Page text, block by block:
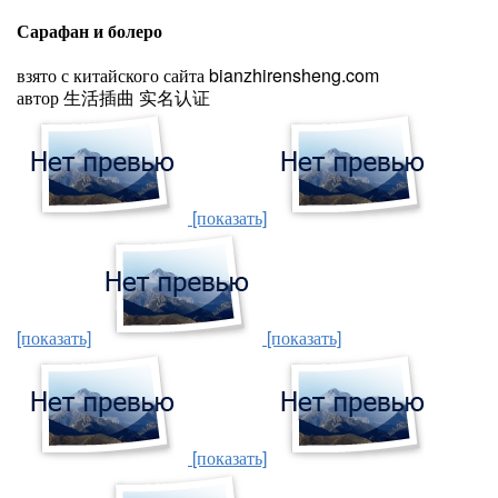
Сарафан и болеро
взято с китайского сайта bianzhirensheng.com
автор 生活插曲 实名认证
[показать]
[показать] [показать]
[показать]